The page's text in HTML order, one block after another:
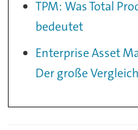
TPM: Was Total
bedeutet
Enterprise Asset
Der große Vergleich